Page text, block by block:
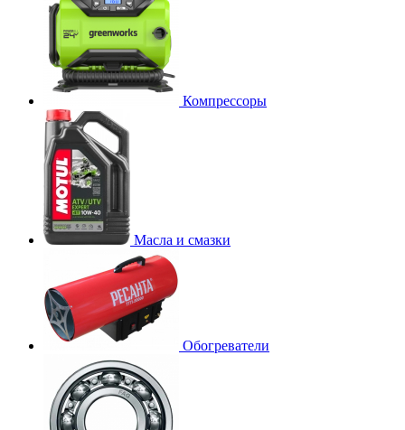
Компрессоры
Масла и смазки
Обогреватели